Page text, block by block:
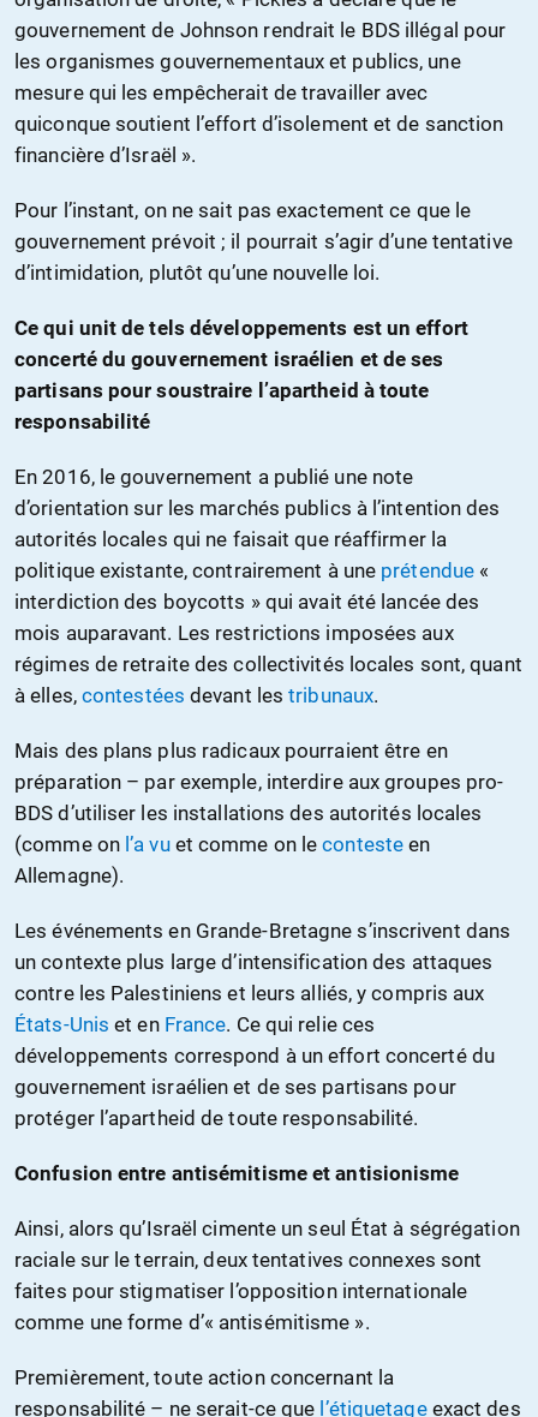
gouvernement de Johnson rendrait le BDS illégal pour
les organismes gouvernementaux et publics, une
mesure qui les empêcherait de travailler avec
quiconque soutient l’effort d’isolement et de sanction
financière d’Israël ».
Pour l’instant, on ne sait pas exactement ce que le
gouvernement prévoit ; il pourrait s’agir d’une tentative
d’intimidation, plutôt qu’une nouvelle loi.
Ce qui unit de tels développements est un effort
concerté du gouvernement israélien et de ses
partisans pour soustraire l’apartheid à toute
responsabilité
En 2016, le gouvernement a publié une note
d’orientation sur les marchés publics à l’intention des
autorités locales qui ne faisait que réaffirmer la
politique existante, contrairement à une prétendue «
interdiction des boycotts » qui avait été lancée des
mois auparavant. Les restrictions imposées aux
régimes de retraite des collectivités locales sont, quant
à elles, contestées devant lestribunaux.
Mais des plans plus radicaux pourraient être en
préparation – par exemple, interdire aux groupes pro-
BDS d’utiliser les installations des autorités locales
(comme on l’a vuet comme on leconteste en
Allemagne).
Les événements en Grande-Bretagne s’inscrivent dans
un contexte plus large d’intensification des attaques
contre les Palestiniens et leurs alliés, y compris aux
États-Unis et en France. Ce qui relie ces
développements correspond à un effort concerté du
gouvernement israélien et de ses partisans pour
protéger l’apartheid de toute responsabilité.
Confusion entre antisémitisme et antisionisme
Ainsi, alors qu’Israël cimente un seul État à ségrégation
raciale sur le terrain, deux tentatives connexes sont
faites pour stigmatiser l’opposition internationale
comme une forme d’« antisémitisme ».
Premièrement, toute action concernant la
responsabilité – ne serait-ce que l’étiquetageexact des